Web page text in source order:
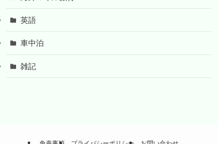
英語
車中泊
雑記